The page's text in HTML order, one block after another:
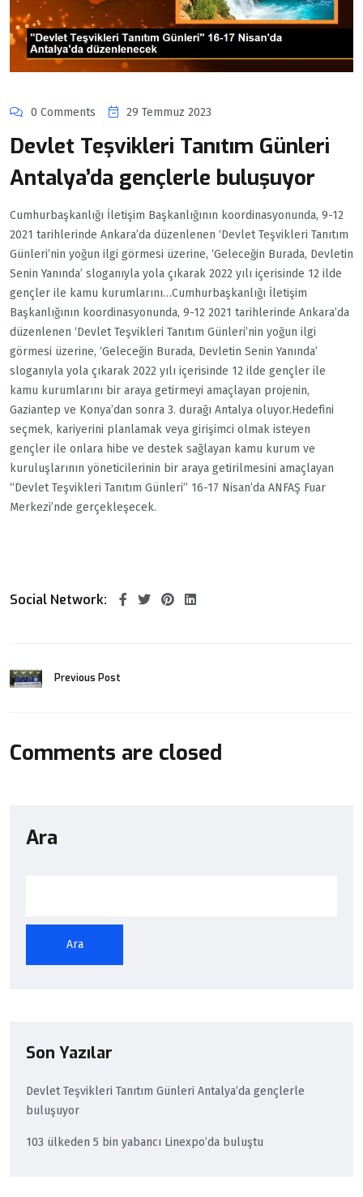
0 Comments 29 Temmuz 2023
Devlet Teşvikleri Tanıtım Günleri
Antalya’da gençlerle buluşuyor
Cumhurbaşkanlığı İletişim Başkanlığının koordinasyonunda, 9-12
2021 tarihlerinde Ankara’da düzenlenen ‘Devlet Teşvikleri Tanıtım
Günleri’nin yoğun ilgi görmesi üzerine, ‘Geleceğin Burada, Devletin
Senin Yanında’ sloganıyla yola çıkarak 2022 yılı içerisinde 12 ilde
gençler ile kamu kurumlarını…Cumhurbaşkanlığı İletişim
Başkanlığının koordinasyonunda, 9-12 2021 tarihlerinde Ankara’da
düzenlenen ‘Devlet Teşvikleri Tanıtım Günleri’nin yoğun ilgi
görmesi üzerine, ‘Geleceğin Burada, Devletin Senin Yanında’
sloganıyla yola çıkarak 2022 yılı içerisinde 12 ilde gençler ile
kamu kurumlarını bir araya getirmeyi amaçlayan projenin,
Gaziantep ve Konya’dan sonra 3. durağı Antalya oluyor.Hedefini
seçmek, kariyerini planlamak veya girişimci olmak isteyen
gençler ile onlara hibe ve destek sağlayan kamu kurum ve
kuruluşlarının yöneticilerinin bir araya getirilmesini amaçlayan
“Devlet Teşvikleri Tanıtım Günleri” 16-17 Nisan’da ANFAŞ Fuar
Merkezi’nde gerçekleşecek.
Social Network:
Previous Post
Comments are closed
Ara
Ara
Son Yazılar
Devlet Teşvikleri Tanıtım Günleri Antalya’da gençlerle
buluşuyor
103 ülkeden 5 bin yabancı Linexpo’da buluştu